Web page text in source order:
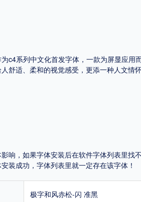
c4系列中文化首发字体，一款为屏显应
舒适、柔和的视觉感受，更添一种人文情
响，如果字体安装后在软件字体列表里
装成功，字体列表里就一定存在该字体！
极字和风赤松-闪 准黑